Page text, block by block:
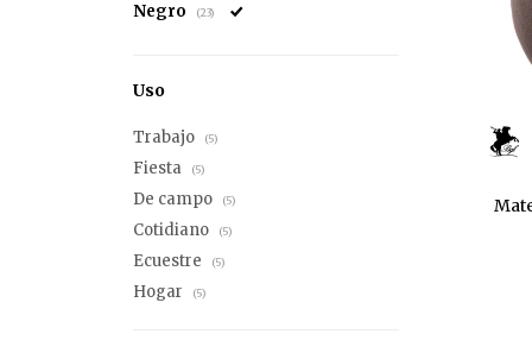
Negro (23)
Uso
Trabajo (5)
Fiesta (5)
De campo (5)
Cotidiano (5)
Ecuestre (5)
Hogar (5)